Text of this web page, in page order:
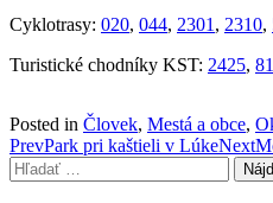
Cyklotrasy: 020, 044, 2301 , 2310,
Turistické chodníky KST: 2425,
Posted in Človek, Mestá a obce,
Post
navigation
PrevPark pri kaštieli v LúkeNext
Hľadať: